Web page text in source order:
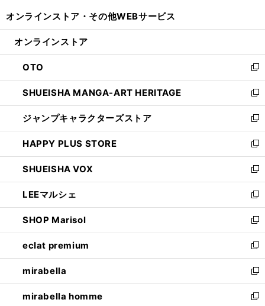
開
ン
ウ
で
開
く
ウ
ン
ド
ウ
で
開
く
オンラインストア・ その他WEBサービス
オンラインストア
OTO
新
し
い
ウ
ィ
ン
ド
ウ
で
開
く
SHUEISHA MANGA-ART HERITAGE
新
し
い
ウ
ィ
ン
ド
ウ
で
開
く
ジャンプキャラクターズストア
新
し
い
ウ
ィ
ン
ド
ウ
で
開
く
HAPPY PLUS STORE
新
し
い
ウ
ィ
ン
ド
ウ
で
開
く
SHUEISHA VOX
新
し
い
ウ
ィ
ン
ド
ウ
で
開
く
LEEマルシェ
新
し
い
ウ
ィ
ン
ド
ウ
で
SHOP Marisol
新
し
い
ウ
ィ
ン
ド
eclat premium
新
し
い
ウ
ィ
mirabella
新
し
い
mirabella homme
新